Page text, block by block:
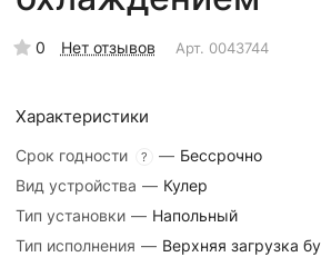
0 Нет отзывов Арт. 0043744
Характеристики
Срок годности ? — Бессрочно
Вид устройства — Кулер
Тип установки — Напольный
Тип исполнения — Верхняя загрузка